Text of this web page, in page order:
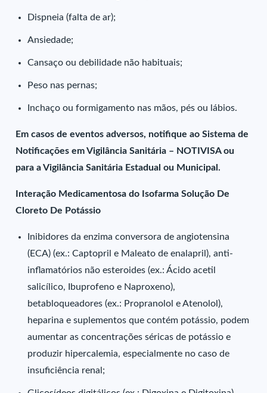
Dispneia (falta de ar);
Ansiedade;
Cansaço ou debilidade não habituais;
Peso nas pernas;
Inchaço ou formigamento nas mãos, pés ou lábios.
Em casos de eventos adversos, notifique ao Sistema de
Notificações em Vigilância Sanitária – NOTIVISA ou
para a Vigilância Sanitária Estadual ou Municipal.
Interação Medicamentosa do Isofarma Solução De
Cloreto De Potássio
Inibidores da enzima conversora de angiotensina
(ECA) (ex.: Captopril e Maleato de enalapril), anti-
inflamatórios não esteroides (ex.: Ácido acetil
salicílico, Ibuprofeno e Naproxeno),
betabloqueadores (ex.: Propranolol e Atenolol),
heparina e suplementos que contém potássio, podem
aumentar as concentrações séricas de potássio e
produzir hipercalemia, especialmente no caso de
insuficiência renal;